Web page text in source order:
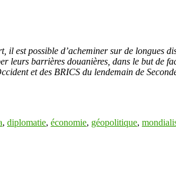
il est possible d’acheminer sur de longues
leurs barrières douanières, dans le but de
et des BRICS du lendemain de
, diplomatie, économie, géopolitique,